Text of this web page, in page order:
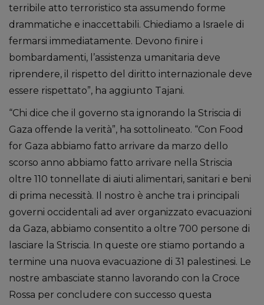
terribile atto terroristico sta assumendo forme
drammatiche e inaccettabili. Chiediamo a Israele di
fermarsi immediatamente. Devono finire i
bombardamenti, l’assistenza umanitaria deve
riprendere, il rispetto del diritto internazionale deve
essere rispettato”, ha aggiunto Tajani.
“Chi dice che il governo sta ignorando la Striscia di
Gaza offende la verità”, ha sottolineato. “Con Food
for Gaza abbiamo fatto arrivare da marzo dello
scorso anno abbiamo fatto arrivare nella Striscia
oltre 110 tonnellate di aiuti alimentari, sanitari e beni
di prima necessità. Il nostro è anche tra i principali
governi occidentali ad aver organizzato evacuazioni
da Gaza, abbiamo consentito a oltre 700 persone di
lasciare la Striscia. In queste ore stiamo portando a
termine una nuova evacuazione di 31 palestinesi. Le
nostre ambasciate stanno lavorando con la Croce
Rossa per concludere con successo questa